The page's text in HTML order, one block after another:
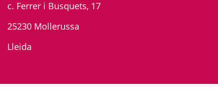
c. Ferrer i Busquets, 17
25230 Mollerussa
Lleida